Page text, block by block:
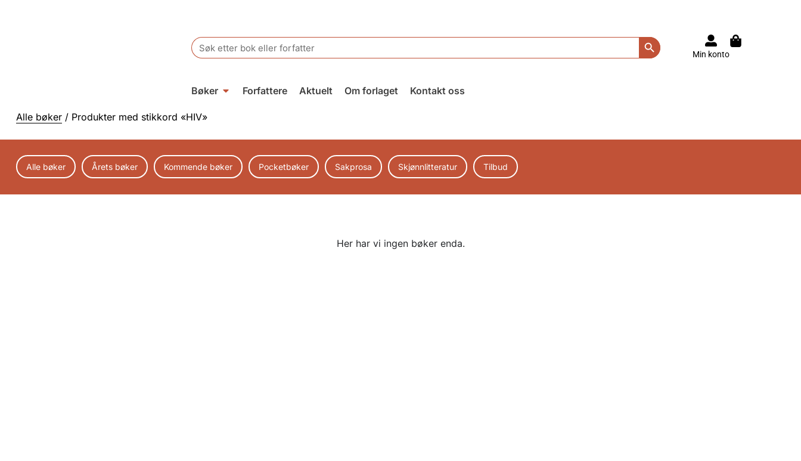
Search
for:
Search Button
Min konto
Bøker Forfattere Aktuelt Om forlaget Kontakt oss
Alle bøker / Produkter med stikkord «HIV»
Alle bøker Årets bøker Kommende bøker Pocketbøker Sakprosa Skjønnlitteratur Tilbud
Her har vi ingen bøker enda.